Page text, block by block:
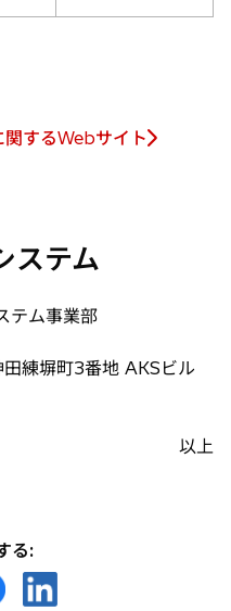
関するWebサイト
ステム
テム事業部
練塀町3番地 AKSビル
以上
る:
新